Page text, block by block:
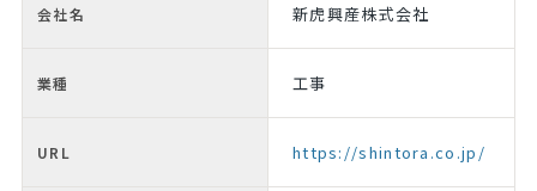
会社名 新虎興産株式会社
業種 工事
URL https://shintora.co.jp/